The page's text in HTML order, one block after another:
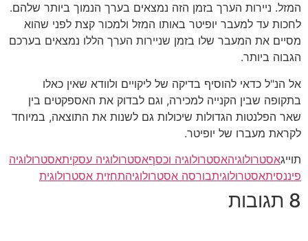
המזל. ניירות הערך בזמן הזה נמצאים בערך הנמוך ביותר שלהם.
לחכות עד למעבר יופיטר באותו המזל ולמכור קצת לפני שהוא
מסיים את המעבר שלו בזמן שניירות הערך הללו נמצאים בערכם
הגבוה ביותר.
אל הנ"ל כדאי להוסיף בדיקה של ליקויים ולוודא שאין כאלו
בתקופה שבין הקנייה למכירה, וגם לבדוק את האספקטים בין
שאר הפלנטות הגדולות שיכולות גם לשנות את התוצאה, במיוחד
לקראת מעברו של יופיטר.
תוייגאסטרולוגיהאסטרולוגיה וכסףאסטרולוגיה עסקיתאסטרולוגיה
פיננסיתאסטרולוגיתבורסה אסטרולוגיהתחזית אסטרולוגית
8 תגובות